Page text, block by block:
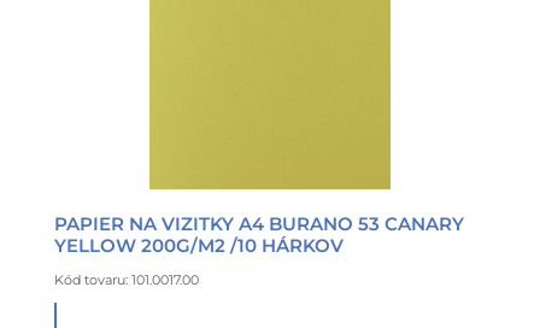
PAPIER NA VIZITKY A4 BURANO 53 CANARY
YELLOW 200G/M2 /10 HÁRKOV
Kód tovaru: 101.0017.00